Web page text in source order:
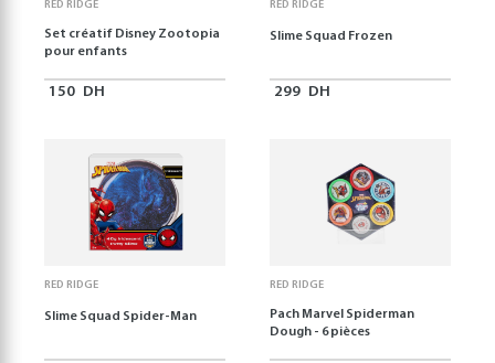
RED RIDGE
Set créatif Disney Zootopia
pour enfants
150 DH
RED RIDGE
Slime Squad Frozen
299 DH
RED RIDGE
Slime Squad Spider-Man
RED RIDGE
Pach Marvel Spiderman
Dough - 6 pièces